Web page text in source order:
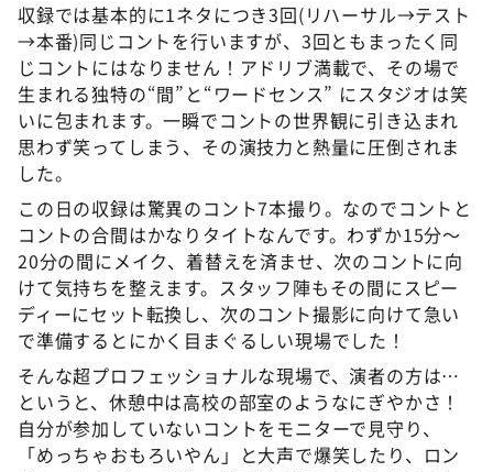
収録では基本的に1ネタにつき3回(リハーサル→テスト
→本番)同じコントを行いますが、3回ともまったく同
じコントにはなりません！アドリブ満載で、その場で
生まれる独特の“間”と“ワードセンス” にスタジオは笑
いに包まれます。一瞬でコントの世界観に引き込まれ
思わず笑ってしまう、その演技力と熱量に圧倒されま
した。
この日の収録は驚異のコント7本撮り。なのでコントと
コントの合間はかなりタイトなんです。わずか15分～
20分の間にメイク、着替えを済ませ、次のコントに向
けて気持ちを整えます。スタッフ陣もその間にスピー
ディーにセット転換し、次のコント撮影に向けて急い
で準備するとにかく目まぐるしい現場でした！
そんな超プロフェッショナルな現場で、演者の方は…
というと、休憩中は高校の部室のようなにぎやかさ！
自分が参加していないコントをモニターで見守り、
「めっちゃおもろいやん」と大声で爆笑したり、ロン